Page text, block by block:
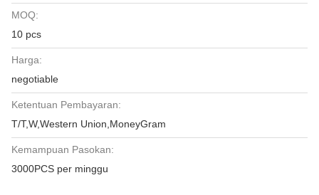
MOQ:
10 pcs
Harga:
negotiable
Ketentuan Pembayaran:
T/T,W,Western Union,MoneyGram
Kemampuan Pasokan:
3000PCS per minggu